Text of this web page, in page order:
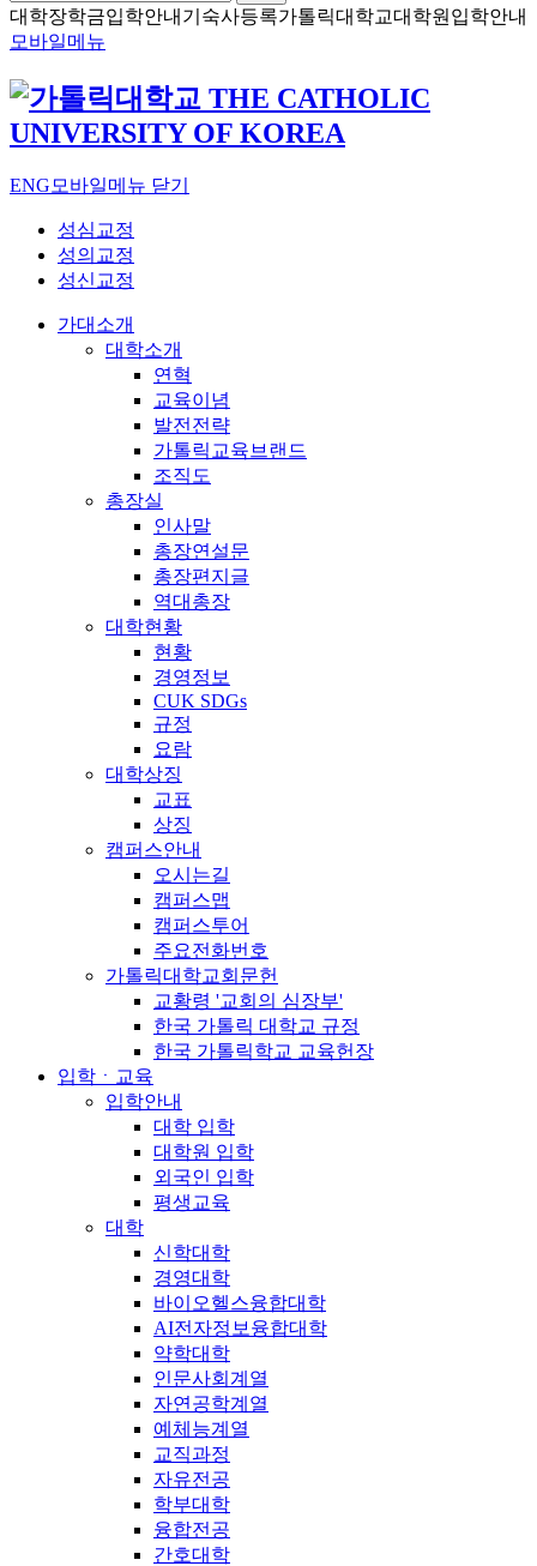
대학장학금입학안내 기숙사등록가톨릭대학교대학원입학안내
모바일메뉴
ENG 모바일메뉴 닫기
성심교정
성의교정
성신교정
가대소개
대학소개
연혁
교육이념
발전전략
가톨릭교육브랜드
조직도
총장실
인사말
총장연설문
총장편지글
역대총장
대학현황
현황
경영정보
CUK SDGs
규정
요람
대학상징
교표
상징
캠퍼스안내
오시는길
캠퍼스맵
캠퍼스투어
주요전화번호
가톨릭대학교회문헌
교황령 '교회의 심장부'
한국 가톨릭 대학교 규정
한국 가톨릭학교 교육헌장
입학ㆍ교육
입학안내
대학 입학
대학원 입학
외국인 입학
평생교육
대학
신학대학
경영대학
바이오헬스융합대학
AI전자정보융합대학
약학대학
인문사회계열
자연공학계열
예체능계열
교직과정
자유전공
학부대학
융합전공
간호대학